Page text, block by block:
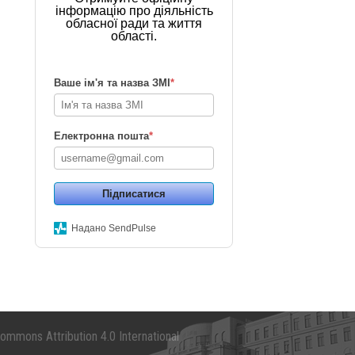
інформацію про діяльність
обласної ради та життя
області.
Ваше ім'я та назва ЗМІ*
Електронна пошта*
Підписатися
Надано SendPulse
Attribution 4.0 International